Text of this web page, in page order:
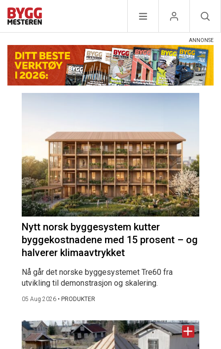
Nytt norsk byggesystem kutter
byggekostnadene med 15 prosent – og
halverer klimaavtrykket
Nå går det norske byggesystemet Tre60 fra
utvikling til demonstrasjon og skalering.
05 Aug 2026 • PRODUKTER